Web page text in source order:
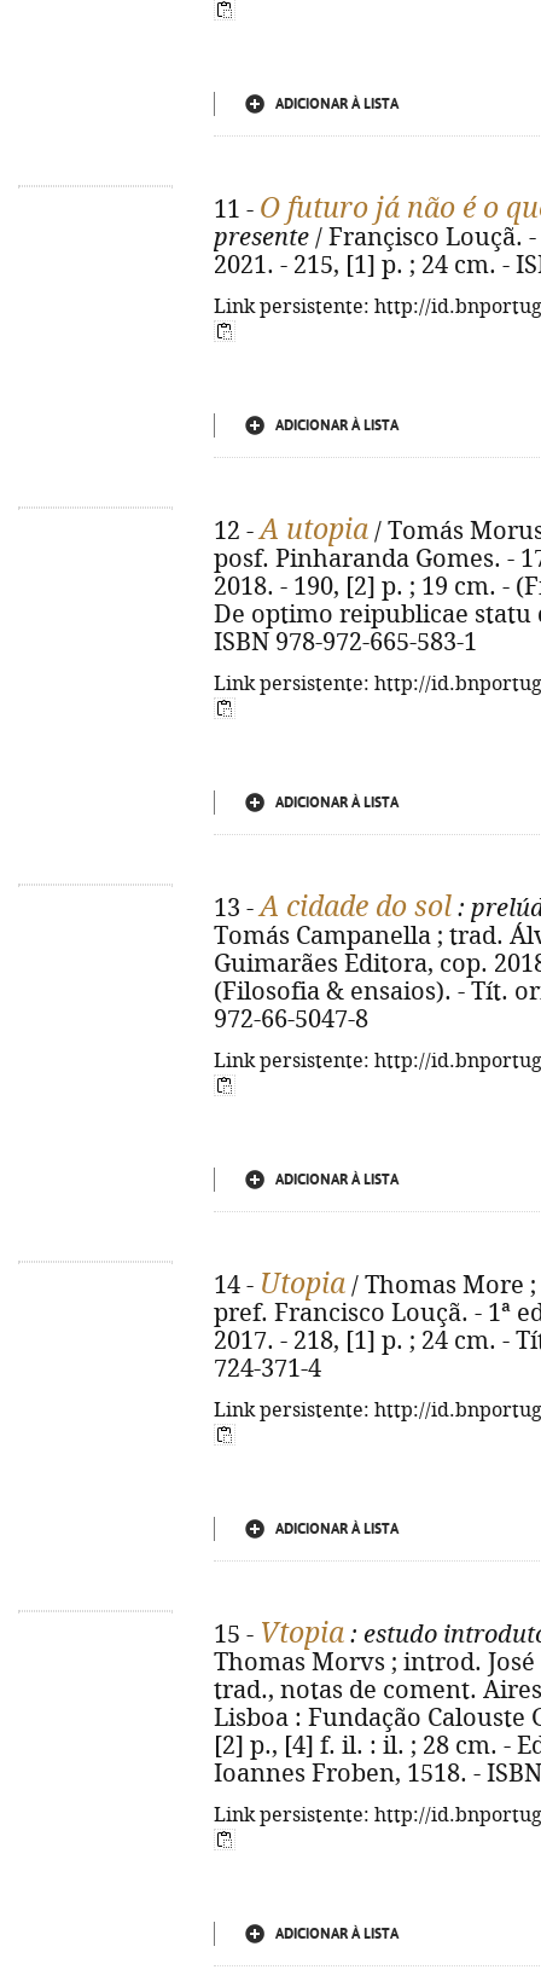
ADICIONAR À LISTA
11 - O futuro já não é o
presente / Françisco Louçã.
2021. - 215, [1] p. ; 24 cm. -
Link persistente: http://
ADICIONAR À LISTA
12 -A utopia / Tomás
posf. Pinharanda Gomes. -
2018. - 190, [2] p. ; 19 cm. -
De optimo reipublicae
ISBN 978-972-665-583-1
Link persistente: http://
ADICIONAR À LISTA
13 -A cidade do sol :
Tomás Campanella ; trad.
Guimarães Editora, cop.
(Filosofia & ensaios). - Tít.
972-66-5047-8
Link persistente: http://
ADICIONAR À LISTA
14 - Utopia / Thomas More
pref. Francisco Louçã. - 1ª
2017. - 218, [1] p. ; 24 cm. -
724-371-4
Link persistente: http://
ADICIONAR À LISTA
15 - Vtopia : estudo
Thomas Morvs ; introd.
trad., notas de coment.
Lisboa : Fundação Calouste
[2] p., [4] f. il. : il. ; 28 cm. -
Ioannes Froben, 1518. -
Link persistente: http://
ADICIONAR À LISTA